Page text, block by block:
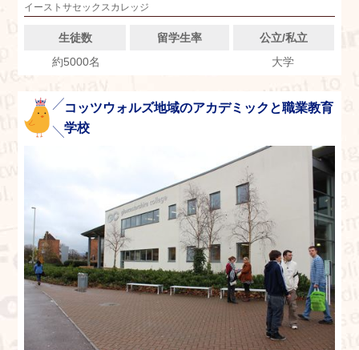
イーストサセックスカレッジ
生徒数 留学生率
公立/私立
約5000名
大学
コッツウォルズ地域のアカデミックと職業教育
学校